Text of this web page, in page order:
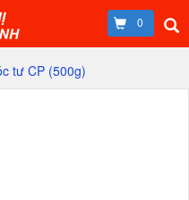
0
tư CP (500g)